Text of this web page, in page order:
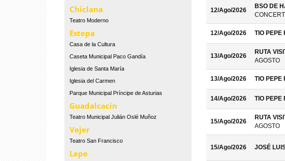
Chiclana
Teatro Moderno
Estepa
Casa de la Cultura
Caseta Municipal Paco Gandía
Iglesia de Santa María
Iglesia del Carmen
Parque Municipal Príncipe de Asturias
Guadalcacín
Teatro Municipal Julián Oslé Muñoz
Vejer
Teatro San Francisco
Lepe
12/Ago/2026
BSO DE
12/Ago/2026 TIO PEPE
13/Ago/2026
RUTA
AGOSTO
13/Ago/2026 TIO PEPE
14/Ago/2026 TIO PEPE
15/Ago/2026
RUTA
AGOSTO
15/Ago/2026 JOSÉ